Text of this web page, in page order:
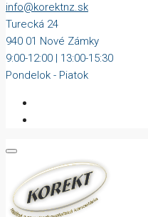
info@korektnz.sk
Turecká 24
940 01 Nové Zámky
9:00-12:00 | 13:00-15:30
Pondelok - Piatok